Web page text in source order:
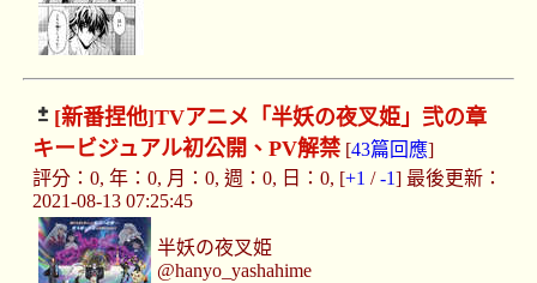
[新番捏他]TVアニメ「半妖の夜叉姫」弐の章
キービジュアル初公開、PV解禁[43篇回應]
評分：0, 年：0, 月：0, 週：0, 日：0, [+1 /-1] 最後更新：
2021-08-13 07:25:45
半妖の夜叉姫
@hanyo_yashahime